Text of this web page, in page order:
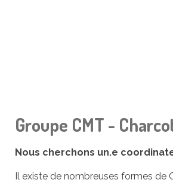
Groupe CMT -
Nous cherchons un.e
Il existe de nombreuses formes de